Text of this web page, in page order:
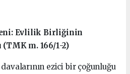
Evlilik Birliğinin
(TMK m. 166/1-2)
ezici bir çoğunluğu